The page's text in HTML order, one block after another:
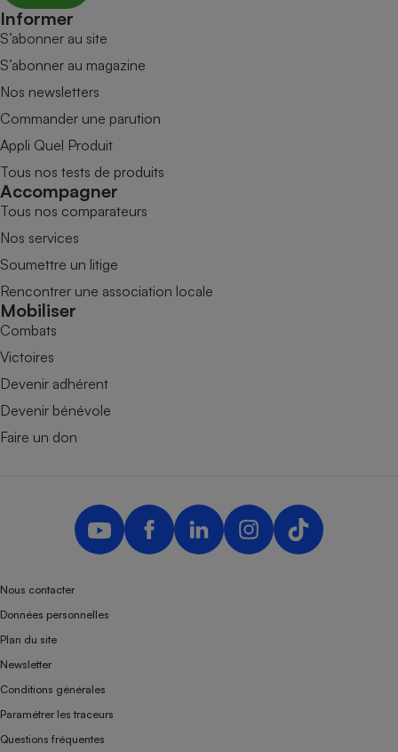
Informer
S’abonner au site
S’abonner au magazine
Nos newsletters
Commander une parution
Appli Quel Produit
Tous nos tests de produits
Accompagner
Tous nos comparateurs
Nos services
Soumettre un litige
Rencontrer une association locale
Mobiliser
Combats
Victoires
Devenir adhérent
Devenir bénévole
Faire un don
Nous contacter
Données personnelles
Plan du site
Newsletter
Conditions générales
Paramétrer les traceurs
Questions fréquentes